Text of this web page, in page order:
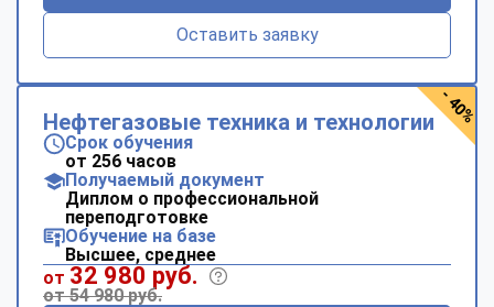
Оставить заявку
Нефтегазовые техника и технологии
Срок обучения
от 256 часов
Получаемый документ
Диплом о профессиональной
переподготовке
Обучение на базе
Высшее, среднее
от 32 980 руб.
от 54 980 руб.
- 40%